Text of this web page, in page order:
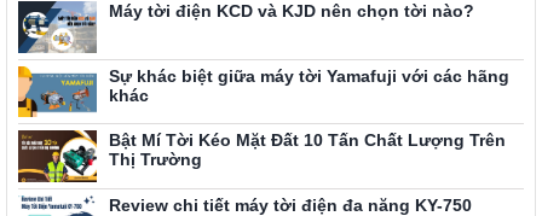
Máy tời điện KCD và KJD nên chọn tời nào?
Sự khác biệt giữa máy tời Yamafuji với các hãng
khác
Bật Mí Tời Kéo Mặt Đất 10 Tấn Chất Lượng Trên
Thị Trường
Review chi tiết máy tời điện đa năng KY-750